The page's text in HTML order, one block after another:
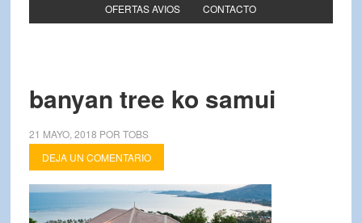
OFERTAS AVIOS CONTACTO
banyan tree ko samui
21 MAYO, 2018 POR TOBS
DEJA UN COMENTARIO